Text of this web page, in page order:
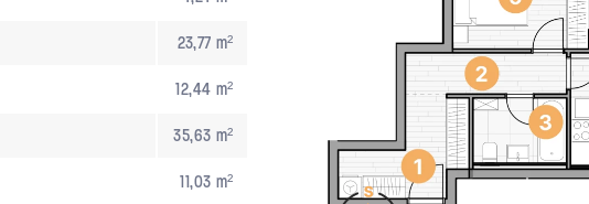
23,77 m²
12,44 m²
35,63 m²
11,03 m²